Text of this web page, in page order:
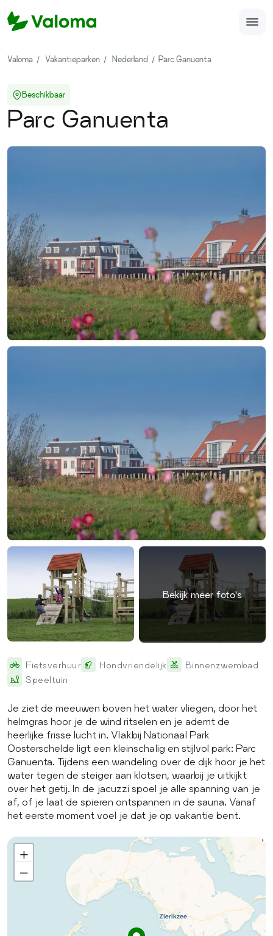
Home
Over ons
Contact
Valoma Vakantieparken Nederland Parc Ganuenta
Parc Ganuenta
Beschikbaar
Bekijk meer foto's
Fietsverhuur Hondvriendelijk
Binnenzwembad
Speeltuin
Je ziet de meeuwen boven het water vliegen, door het
helmgras hoor je de wind ritselen en je ademt de
heerlijke frisse lucht in. Vlakbij Nationaal Park
Oosterschelde ligt een kleinschalig en stijlvol park: Parc
Ganuenta. Tijdens een wandeling over de dijk hoor je het
water tegen de steiger aan klotsen, waarbij je uitkijkt
over het getij. In de jacuzzi spoel je alle spanning van je
af, of je laat de spieren ontspannen in de sauna. Vanaf
het eerste moment voel je dat je op vakantie bent.
+
−